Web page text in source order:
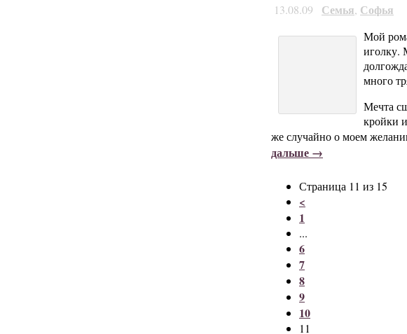
13.08.09 Семья, Софья
Мой
иголку.
много
Мечта
кройки
же случайно о моем
дальше →
Страница 11 из 15
<
1
...
6
7
8
9
10
11